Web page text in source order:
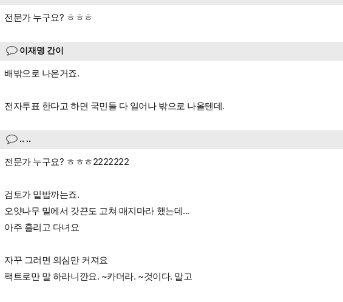
전문가 누구요? ㅎㅎㅎ
이재명 간이
배밖으로 나온거죠.
전자투표 한다고 하면 국민들 다 일어나 밖으로 나올텐데.
.. ..
전문가 누구요? ㅎㅎㅎ2222222
검토가 밑밥까는죠.
오얏나무 밑에서 갓끈도 고쳐 매지마라 했는데...
아주 흘리고 다녀요
자꾸 그러면 의심만 커져요
팩트로만 말 하라니깐요. ~카더라. ~것이다. 말고